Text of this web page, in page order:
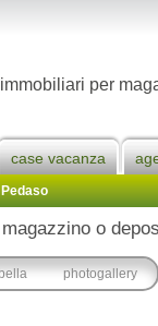
per
case vacanza
Pedaso
o
photogallery